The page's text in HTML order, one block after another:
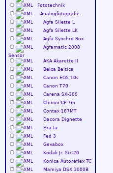
Fototechnik
Analogfotografie
Agfa Silette L
Agfa Silette LK
Agfa Synchro Box
Agfamatic 2008
Sensor
AKA Akarette II
Belca Beltica
Canon EOS 10s
Canon T70
Carena SX-300
Chinon CP-7m
Contax 167MT
Dacora Dignette
Exa Ia
Fed 3
Gevabox
Kodak Jr. Six-20
Konica Autoreflex TC
Mamiya DSX 1000B